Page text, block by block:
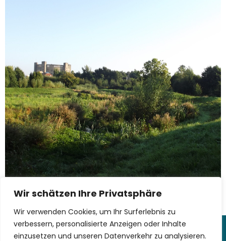
Wir schätzen Ihre Privatsphäre
Wir verwenden Cookies, um Ihr Surferlebnis zu
verbessern, personalisierte Anzeigen oder Inhalte
einzusetzen und unseren Datenverkehr zu analysieren.